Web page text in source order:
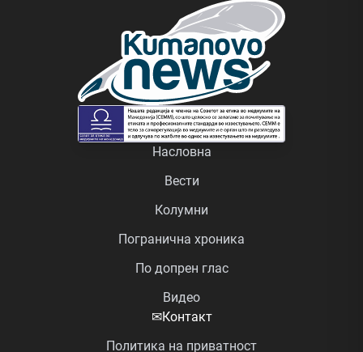
Насловна
Вести
Колумни
Погранична хроника
По допрен глас
Видео
✉Контакт
Политика на приватност